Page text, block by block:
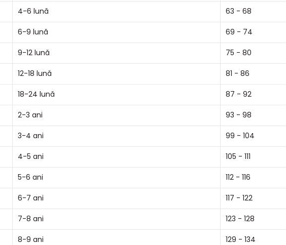
4-6 lună 63 - 68
6-9 lună 69 - 74
9-12 lună 75 - 80
12-18 lună 81 - 86
18-24 lună 87 - 92
2-3 ani 93 - 98
3-4 ani 99 - 104
4-5 ani 105 - 111
5-6 ani 112 - 116
6-7 ani 117 - 122
7-8 ani 123 - 128
8-9 ani 129 - 134